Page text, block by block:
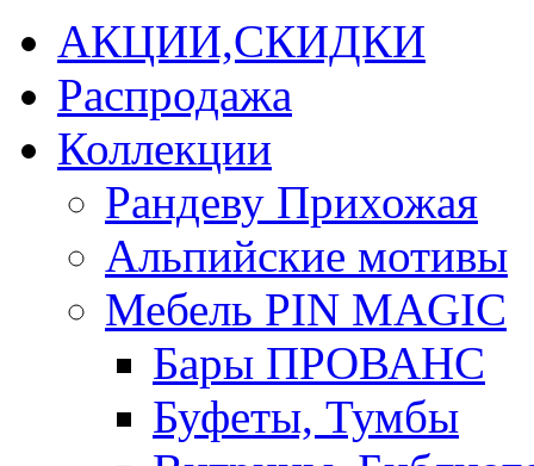
АКЦИИ,СКИДКИ
Распродажа
Коллекции
Рандеву Прихожая
Альпийские мотивы
Мебель PIN MAGIС
Бары ПРОВАНС
Буфеты, Тумбы